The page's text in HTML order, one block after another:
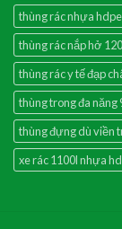
thùng rác nhựa
thùng rác nắp hở
thùng rác y tế đạp
thùng trong đa năng
thùng đựng dù viền
xe rác 1100l nhựa